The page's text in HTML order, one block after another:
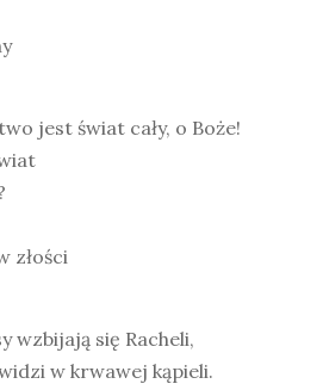
jest świat cały, o Boże!
złości
wzbijają się Racheli,
w krwawej kąpieli.